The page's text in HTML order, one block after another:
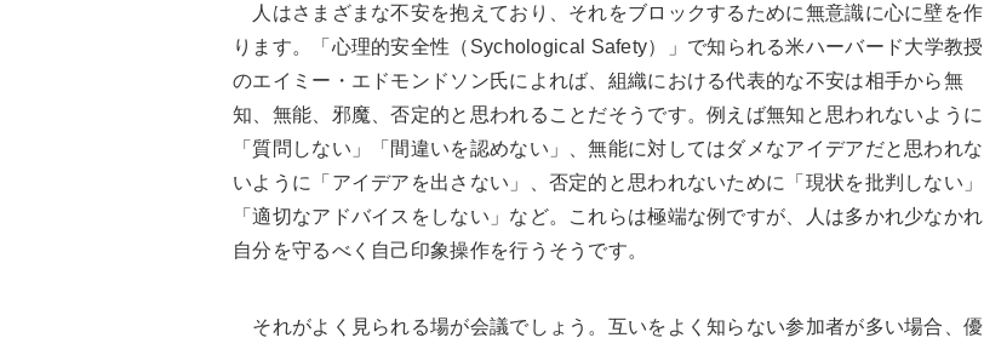
人はさまざまな不安を抱えており、それをブロックするために無意識に心に壁を作
ります。「心理的安全性（ Sychological Safety）
」で知られる米ハーバード大学教授
のエイミー・エドモンドソン氏によれば、組織における代表的な不安は相手から無
知、無能、邪魔、否定的と思われることだそうです。例えば無知と思われないように
「質問しない」「間違いを認めない」、無能に対してはダメなアイデアだと思われな
いように「アイデアを出さない」、否定的と思われないために「現状を批判しない」
「適切なアドバイスをしない」など。これらは極端な例ですが、人は多かれ少なかれ
自分を守るべく自己印象操作を行うそうです。
それがよく見られる場が会議でしょう。互いをよく知らない参加者が多い場合、優